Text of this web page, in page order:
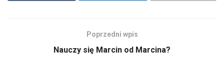
Poprzedni wpis
Nauczy się Marcin od Marcina?